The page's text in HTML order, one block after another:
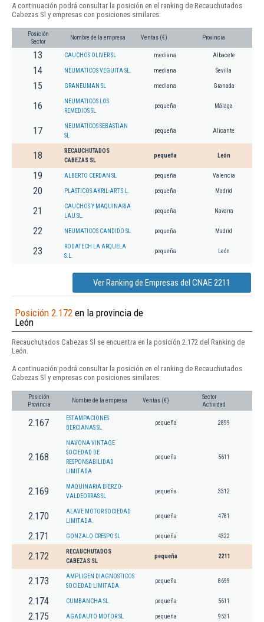
A continuación podrá consultar la posición en el ranking de Recauchutados
Cabezas Sl y empresas con posiciones similares:
Posición
Sector
Nombre de la empresa Ventas (€) Provincia
13 CAUCHOS OLIVER SL mediana Albacete
14 NEUMATICOS VEGUITA SL. mediana Sevilla
15 GRANEUMAN SL mediana Granada
16
NEUMATICOS LOS
REMEDIOS SL
pequeña Málaga
17
NEUMATICOS SEBASTIAN
SL
pequeña Alicante
18
RECAUCHUTADOS
CABEZAS SL
pequeña León
19 ALBERTO CERDAN SL pequeña Valencia
20 PLASTICOS AKRIL-ART S.L. pequeña Madrid
21
CAUCHOS Y MAQUINARIA
LAU SL.
pequeña Navarra
22 NEUMATICOS CANDIDO SL pequeña Madrid
23
RODATECH LA ARQUELA
S.L.
pequeña León
Ver Ranking de Empresas del CNAE 2211
Posición 2.172 en la provincia de
León
Recauchutados Cabezas Sl se encuentra en la posición 2.172 del Ranking de
León.
A continuación podrá consultar la posición en el ranking de Recauchutados
Cabezas Sl y empresas con posiciones similares:
Posición
Provincia
Nombre de la empresa Ventas (€)
Sector
Actividad
2.167
ESTAMPACIONES
BERCIANAS SL
pequeña 2899
2.168
NAVONA VINTAGE
SOCIEDAD DE
RESPONSABILIDAD
LIMITADA
pequeña 5611
2.169
MAQUINARIA BIERZO-
VALDEORRAS SL
pequeña 3312
2.170
ALAVE MOTOR SOCIEDAD
LIMITADA.
pequeña 4781
2.171 GONZALO CRESPO SL pequeña 4322
2.172
RECAUCHUTADOS
CABEZAS SL
pequeña 2211
2.173
AMPLIGEN DIAGNOSTICOS
SOCIEDAD LIMITADA.
pequeña 8699
2.174 CUMBANCHA SL. pequeña 5611
2.175 AGADAUTO MOTOR SL pequeña 9531